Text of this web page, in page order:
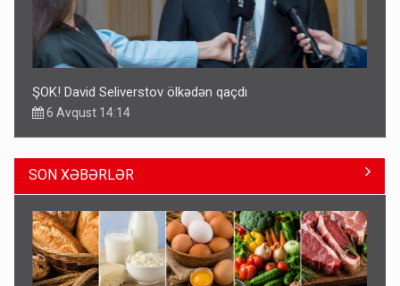
ŞOK! David Seliverstov ölkədən qaçdı
6 Avqust 14:14
SON XƏBƏRLƏR